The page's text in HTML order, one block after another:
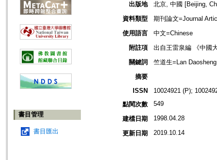
書目管理
書目匯出
出版地
北京, 中國 [Beijing,
資料類型
期刊論文=Journal
使用語言
中文=Chinese
附註項
出自王雷泉編 《中國
關鍵詞
竺道生=Lan
摘要
ISSN
10024921 (P);
點閱次數
549
建檔日期 1998.04.28
更新日期 2019.10.14